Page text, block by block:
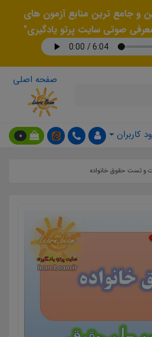
و جامع ترین منابع آزمون های
صوتی سایت پرتو یادگیری"
صفحه اصلی
کاربران 0
و تست حقوق خانواده